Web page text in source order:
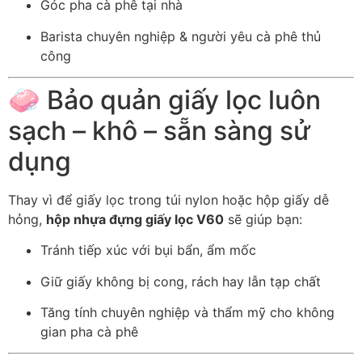
Góc pha cà phê tại nhà
Barista chuyên nghiệp & người yêu cà phê thủ
công
🧼 Bảo quản giấy lọc luôn
sạch – khô – sẵn sàng sử
dụng
Thay vì để giấy lọc trong túi nylon hoặc hộp giấy dễ
hỏng, hộp nhựa đựng giấy lọc V60 sẽ giúp bạn:
Tránh tiếp xúc với bụi bẩn, ẩm mốc
Giữ giấy không bị cong, rách hay lẫn tạp chất
Tăng tính chuyên nghiệp và thẩm mỹ cho không
gian pha cà phê